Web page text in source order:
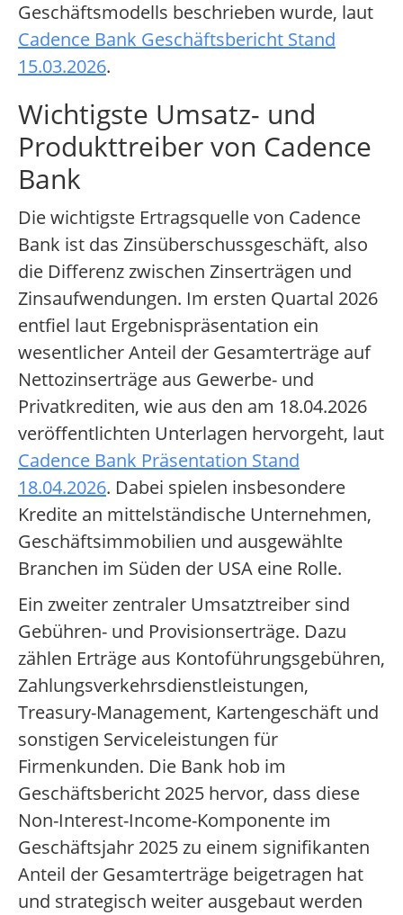
Geschäftsmodells beschrieben wurde, laut
Cadence Bank Geschäftsbericht Stand
15.03.2026.
Wichtigste Umsatz- und
Produkttreiber von Cadence
Bank
Die wichtigste Ertragsquelle von Cadence
Bank ist das Zinsüberschussgeschäft, also
die Differenz zwischen Zinserträgen und
Zinsaufwendungen. Im ersten Quartal 2026
entfiel laut Ergebnispräsentation ein
wesentlicher Anteil der Gesamterträge auf
Nettozinserträge aus Gewerbe- und
Privatkrediten, wie aus den am 18.04.2026
veröffentlichten Unterlagen hervorgeht, laut
Cadence Bank Präsentation Stand
18.04.2026. Dabei spielen insbesondere
Kredite an mittelständische Unternehmen,
Geschäftsimmobilien und ausgewählte
Branchen im Süden der USA eine Rolle.
Ein zweiter zentraler Umsatztreiber sind
Gebühren- und Provisionserträge. Dazu
zählen Erträge aus Kontoführungsgebühren,
Zahlungsverkehrsdienstleistungen,
Treasury-Management, Kartengeschäft und
sonstigen Serviceleistungen für
Firmenkunden. Die Bank hob im
Geschäftsbericht 2025 hervor, dass diese
Non-Interest-Income-Komponente im
Geschäftsjahr 2025 zu einem signifikanten
Anteil der Gesamterträge beigetragen hat
und strategisch weiter ausgebaut werden